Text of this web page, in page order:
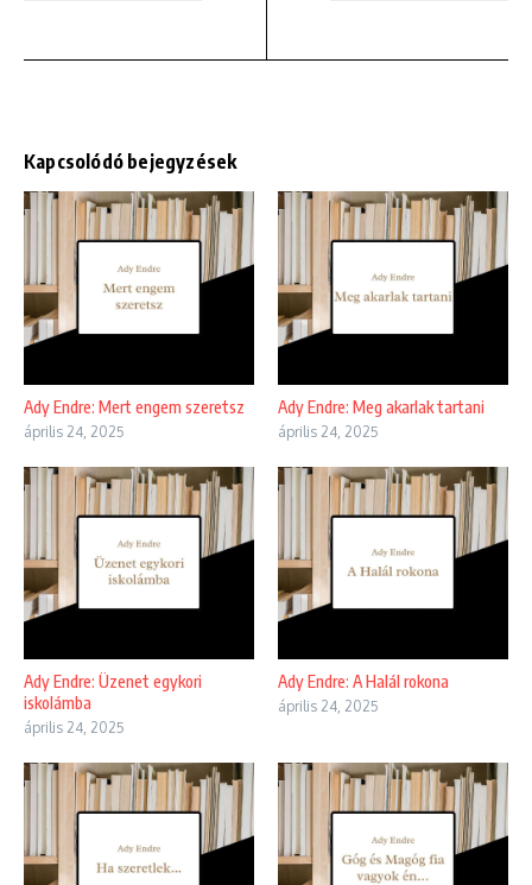
Kapcsolódó bejegyzések
Ady Endre: Mert engem szeretsz
április 24, 2025
Ady Endre: Meg akarlak tartani
április 24, 2025
Ady Endre: Üzenet egykori
iskolámba
április 24, 2025
Ady Endre: A Halál rokona
április 24, 2025